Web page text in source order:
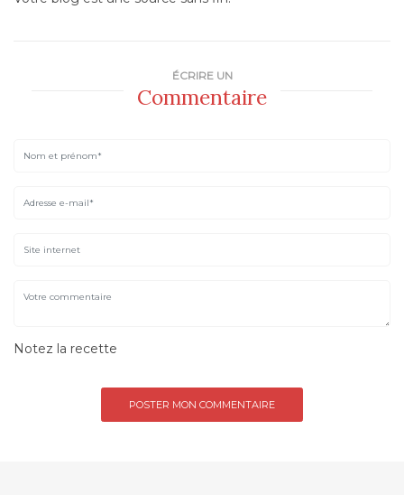
ÉCRIRE UN
Commentaire
Notez la recette